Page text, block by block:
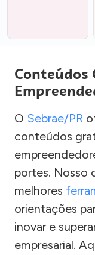
O Sebrae/PR
conteúdos
portes. Nosso
melhores
orientações
inovar e
empresarial.